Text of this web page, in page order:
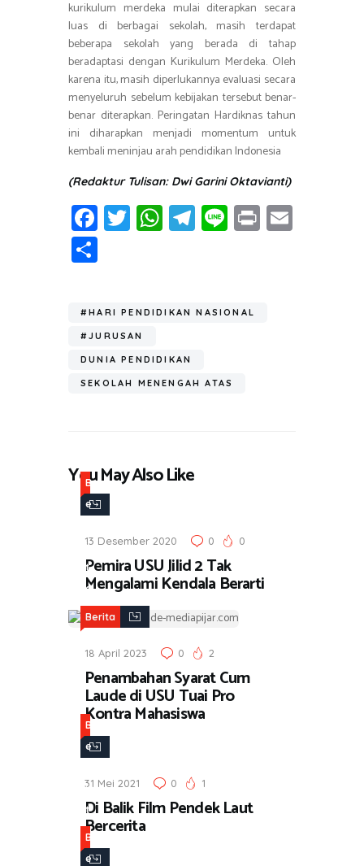
kurikulum merdeka mulai diterapkan secara
luas di berbagai sekolah, masih terdapat
beberapa sekolah yang berada di tahap
beradaptasi dengan Kurikulum Merdeka. Oleh
karena itu, masih diperlukannya evaluasi secara
menyeluruh sebelum kebijakan tersebut benar-
benar diterapkan. Peringatan Hardiknas tahun
ini diharapkan menjadi momentum untuk
kembali meninjau arah pendidikan Indonesia
(Redaktur Tulisan: Dwi Garini Oktavianti)
Fa
ce
ok
T
wi
W
h
A
p
p
T
el
a
Li
n
Pr
in
ar
e
#HARI PENDIDIKAN NASIONAL
#JURUSAN
DUNIA PENDIDIKAN
SEKOLAH MENENGAH ATAS
You May Also Like
B
e
i
t
a
13 Desember 2020 0 0
Pemira USU Jilid 2 Tak
Mengalami Kendala Berarti
Berita
18 April 2023 0 2
Penambahan Syarat Cum
Laude di USU Tuai Pro
Kontra Mahasiswa
B
e
i
t
a
31 Mei 2021 0 1
Di Balik Film Pendek Laut
Bercerita
B
e